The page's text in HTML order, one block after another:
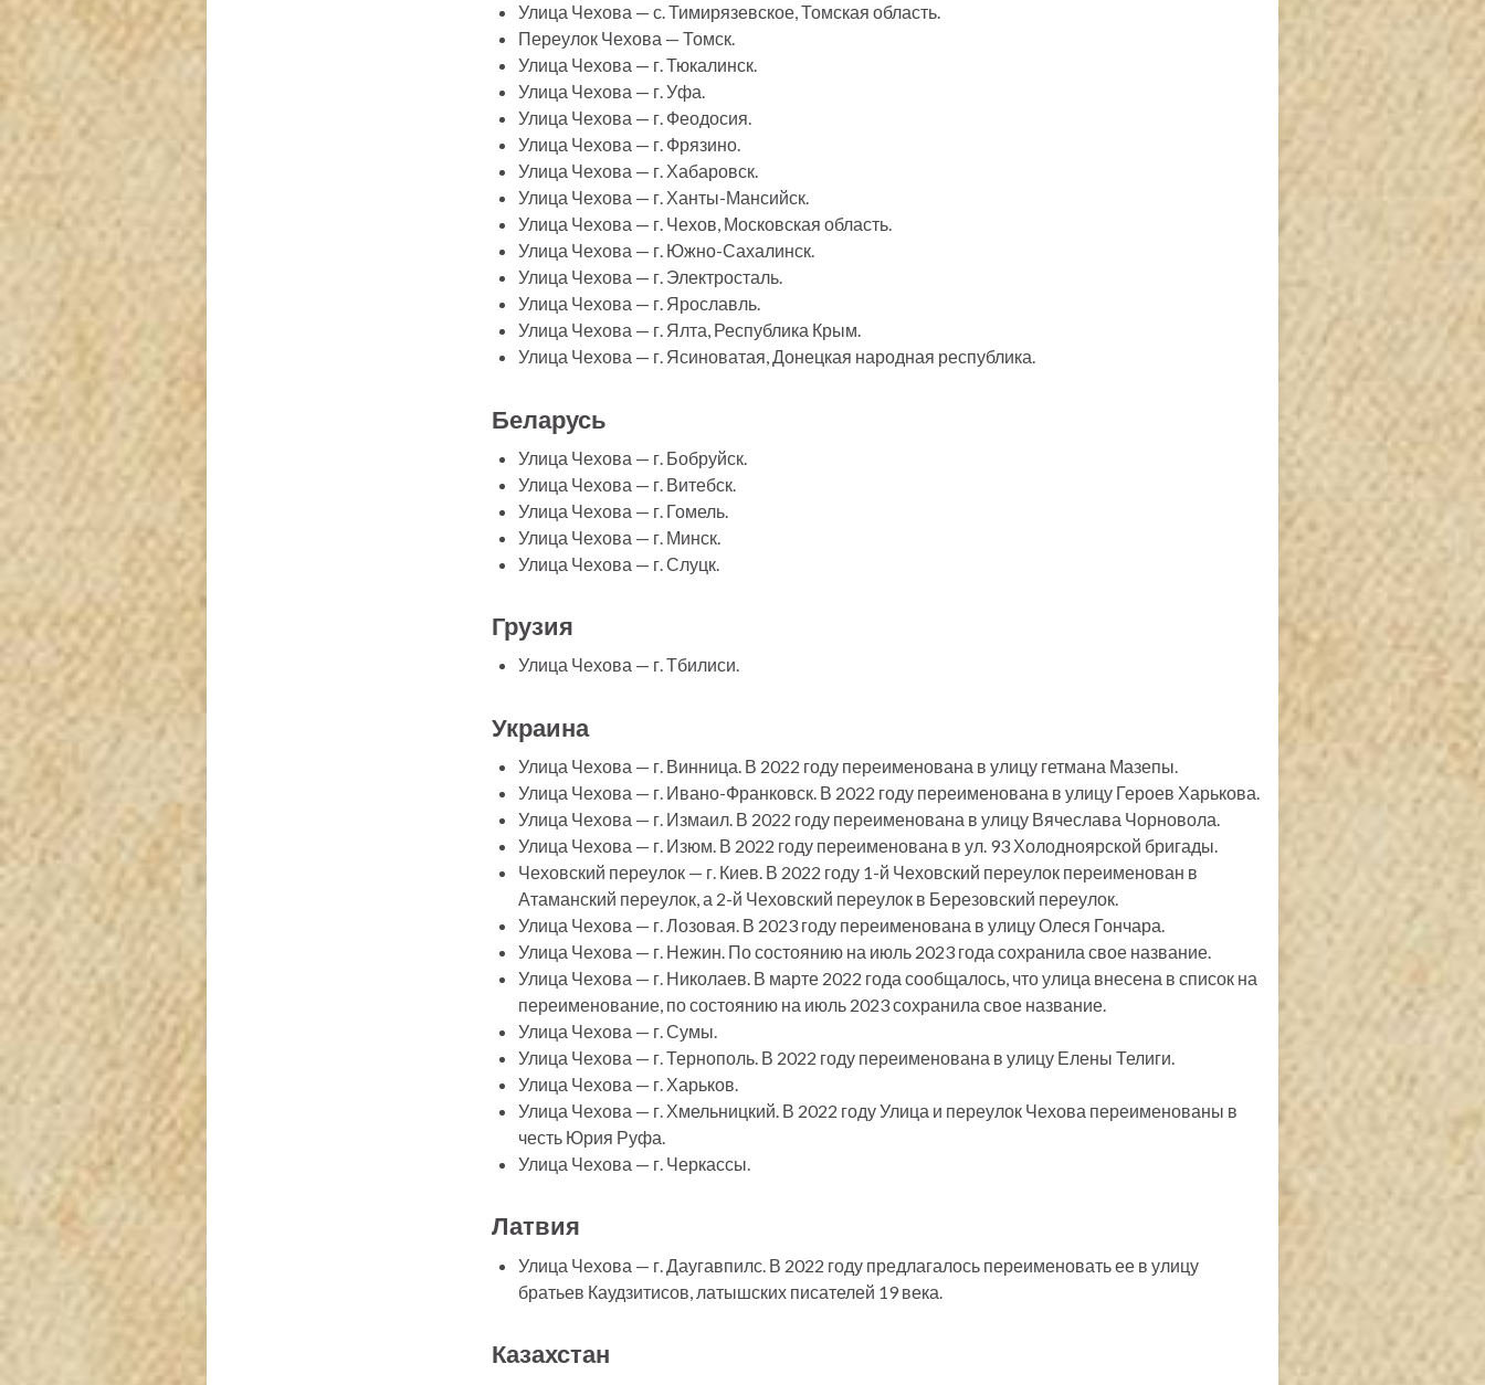
Улица Чехова — с. Тимирязевское, Томская область.
Переулок Чехова — Томск.
Улица Чехова — г. Тюкалинск.
Улица Чехова — г. Уфа.
Улица Чехова — г. Феодосия.
Улица Чехова — г. Фрязино.
Улица Чехова — г. Хабаровск.
Улица Чехова — г. Ханты-Мансийск.
Улица Чехова — г. Чехов, Московская область.
Улица Чехова — г. Южно-Сахалинск.
Улица Чехова — г. Электросталь.
Улица Чехова — г. Ярославль.
Улица Чехова — г. Ялта, Республика Крым.
Улица Чехова — г. Ясиноватая, Донецкая народная республика.
Беларусь
Улица Чехова — г. Бобруйск.
Улица Чехова — г. Витебск.
Улица Чехова — г. Гомель.
Улица Чехова — г. Минск.
Улица Чехова — г. Слуцк.
Грузия
Улица Чехова — г. Тбилиси.
Украина
Улица Чехова — г. Винница. В 2022 году переименована в улицу гетмана Мазепы.
Улица Чехова — г. Ивано-Франковск. В 2022 году переименована в улицу Героев Харькова.
Улица Чехова — г. Измаил. В 2022 году переименована в улицу Вячеслава Чорновола.
Улица Чехова — г. Изюм. В 2022 году переименована в ул. 93 Холодноярской бригады.
Чеховский переулок — г. Киев. В 2022 году 1-й Чеховский переулок переименован в
Атаманский переулок, а 2-й Чеховский переулок в Березовский переулок.
Улица Чехова — г. Лозовая. В 2023 году переименована в улицу Олеся Гончара.
Улица Чехова — г. Нежин. По состоянию на июль 2023 года сохранила свое название.
Улица Чехова — г. Николаев. В марте 2022 года сообщалось, что улица внесена в список на
переименование, по состоянию на июль 2023 сохранила свое название.
Улица Чехова — г. Сумы.
Улица Чехова — г. Тернополь. В 2022 году переименована в улицу Елены Телиги.
Улица Чехова — г. Харьков.
Улица Чехова — г. Хмельницкий. В 2022 году Улица и переулок Чехова переименованы в
честь Юрия Руфа.
Улица Чехова — г. Черкассы.
Латвия
Улица Чехова — г. Даугавпилс. В 2022 году предлагалось переименовать ее в улицу
братьев Каудзитисов, латышских писателей 19 века.
Казахстан